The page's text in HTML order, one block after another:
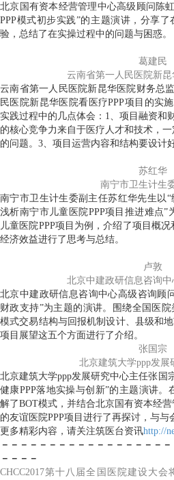
北京国有资本经营管理中心高级顾问陈
PPP模式初步实践”的主题演讲，分享
验，总结了在实操过程中的问题与困惑。
葛建民
云南省第一人民医院新
云南省第一人民医院新昆华医院财务总
民医院新昆华医院看医疗PPP项目的实
实践过程中的几点体会：1、项目融资和
的核心竞争力来自于医疗人才和技术，
的问题。3、项目运营内容和结构要设计
苏红华
南宁市卫生计生
南宁市卫生计生委副主任苏红华先生以
浅析南宁市儿童医院PPP项目推进难点
儿童医院PPP项目为例，介绍了项目概
经济效益进行了思考与总结。
卢敦
北京中建政研信息咨询
北京中建政研信息咨询中心高级咨询顾
财政支持”为主题的演讲。围绕全国医院
模式交易结构与回报机制设计、县级和
项目展望这五个方面进行了介绍。
张国宗
北京建筑大学ppp发展
北京建筑大学ppp发展研究中心主任张国
健康PPP落地实操与创新”的主题演讲
解了BOT模式，并结合北京国有资本经
的友谊医院PPP项目进行了再探讨，与与
更多精彩内容，请关注筑医台资讯http://
－－－－－－－－－－－－－－－－－
－－－－
CHCC2017第十八届全国医院建设大会